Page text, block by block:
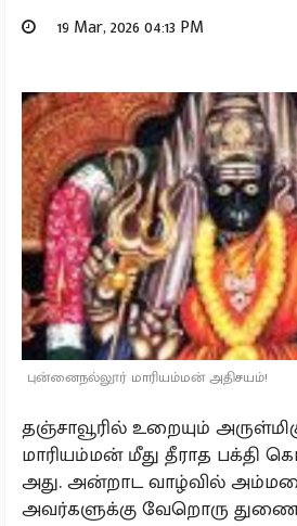
19 Mar, 2026 04:13 PM
புன்னைநல்லூர் மாரியம்மன் அதிசயம்!
தஞ்சாவூரில் உறையும்
மாரியம்மன் மீது தீராத பக்தி
அது. அன்றாட வாழ்வில்
அவர்களுக்கு வேறொரு